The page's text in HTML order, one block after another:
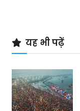
यह भी पढ़ें